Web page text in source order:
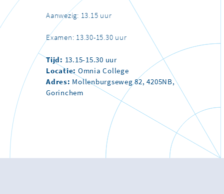
Aanwezig: 13.15 uur
Examen: 13.30-15.30 uur
Tijd: 13.15-15.30 uur
Locatie: Omnia College
Adres: Mollenburgseweg 82, 4205NB,
Gorinchem